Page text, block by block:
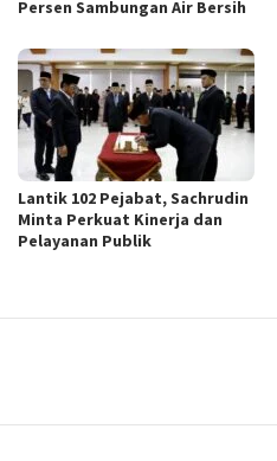
Persen Sambungan Air Bersih
Lantik 102 Pejabat, Sachrudin
Minta Perkuat Kinerja dan
Pelayanan Publik